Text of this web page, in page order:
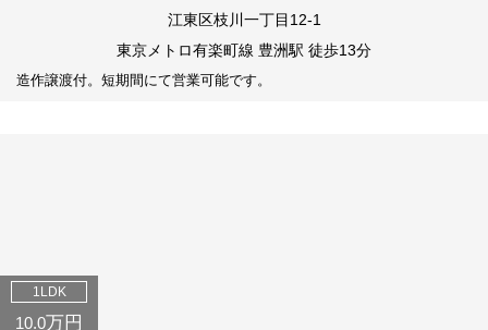
江東区枝川一丁目12-1
東京メトロ有楽町線 豊洲駅 徒歩13分
造作譲渡付。短期間にて営業可能です。
1LDK
10.0万円